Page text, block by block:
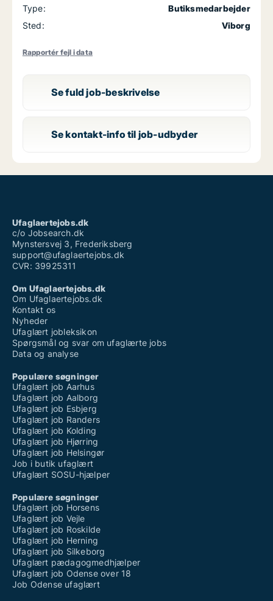
Type:
Butiksmedarbejder
Sted:
Viborg
Rapportér fejl i data
Se fuld job-beskrivelse
Se kontakt-info til job-udbyder
Ufaglaertejobs.dk
c/o Jobsearch.dk
Mynstersvej 3, Frederiksberg
support@ufaglaertejobs.dk
CVR: 39925311
Om Ufaglaertejobs.dk
Om Ufaglaertejobs.dk
Kontakt os
Nyheder
Ufaglært jobleksikon
Spørgsmål og svar om ufaglærte jobs
Data og analyse
Populære søgninger
Ufaglært job Aarhus
Ufaglært job Aalborg
Ufaglært job Esbjerg
Ufaglært job Randers
Ufaglært job Kolding
Ufaglært job Hjørring
Ufaglært job Helsingør
Job i butik ufaglært
Ufaglært SOSU-hjælper
Populære søgninger
Ufaglært job Horsens
Ufaglært job Vejle
Ufaglært job Roskilde
Ufaglært job Herning
Ufaglært job Silkeborg
Ufaglært pædagogmedhjælper
Ufaglært job Odense over 18
Job Odense ufaglært